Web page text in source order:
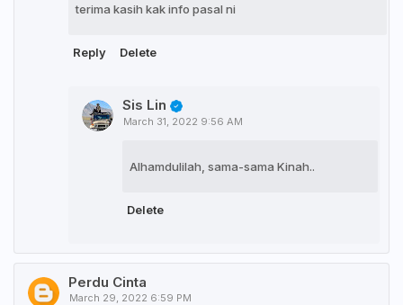
terima kasih kak info pasal ni
Reply Delete
Sis Lin
March 31, 2022 9:56 AM
Alhamdulilah, sama-sama Kinah..
Delete
Perdu Cinta
March 29, 2022 6:59 PM